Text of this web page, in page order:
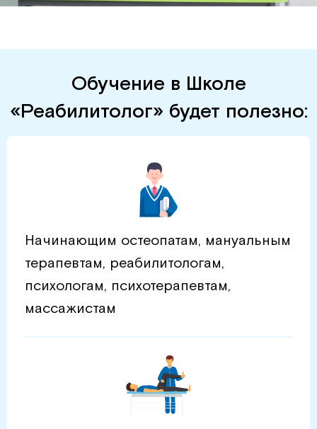
Обучение в Школе
«Реабилитолог» будет полезно:
Начинающим остеопатам, мануальным
терапевтам, реабилитологам,
психологам, психотерапевтам,
массажистам